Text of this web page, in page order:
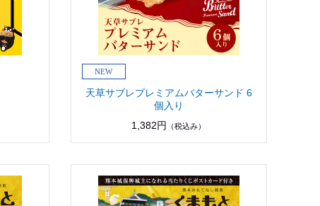
天草サブレプレミアムバターサンド 6
個入り
1,382円
（税込み）